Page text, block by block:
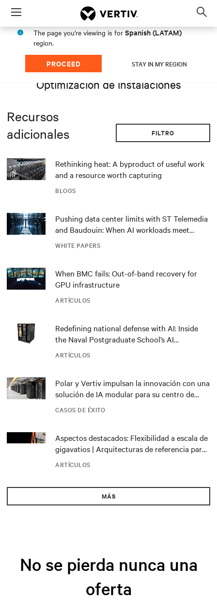
Menu
The page you're viewing is for Spanish (LATAM)
region.
PROCEED STAY IN MY REGION
Optimización de instalaciones
Recursos
adicionales
FILTRO
BLOGS
Rethinking heat: A byproduct of useful work
and a resource worth capturing
WHITE PAPERS
Pushing data center limits with ST Telemedia
and Baudouin: When AI workloads meet
ARTÍCULOS
When BMC fails: Out-of-band recovery for
GPU infrastructure
ARTÍCULOS
Redefining national defense with AI: Inside
the Naval Postgraduate School’s AI
infrastructure deployment
CASOS DE ÉXITO
Polar y Vertiv impulsan la innovación con una
solución de IA modular para su centro de
datos DRA01 en Noruega
ARTÍCULOS
Aspectos destacados: Flexibilidad a escala de
gigavatios | Arquitecturas de referencia para
el NVIDIA DSX Blueprint
MÁS
No se pierda nunca una
oferta